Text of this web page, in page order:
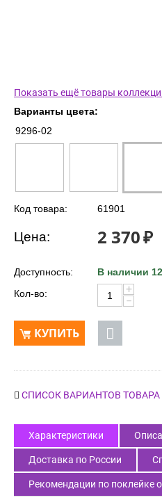
Показать ещё товары
Варианты цвета:
9296-02
Код товара: 61901
Цена: 2 370₽
Доступность:
В наличии
Кол-во:
+
−
КУПИТЬ
СПИСОК ВАРИАНТОВ ТОВАРА
Характеристики
Доставка по России
Рекомендации по поклейке